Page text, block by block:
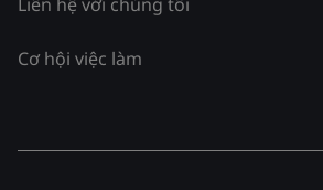
Cơ hội việc làm